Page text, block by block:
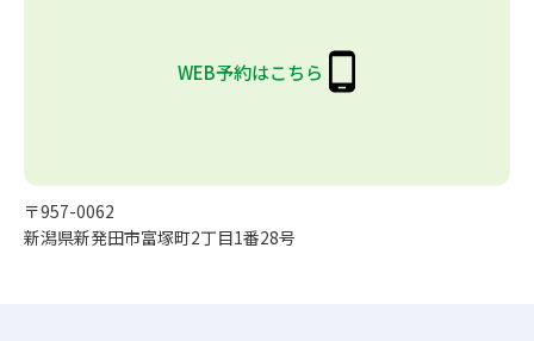
WEB予約はこちら
〒957-0062
新潟県新発田市富塚町2丁目1番28号